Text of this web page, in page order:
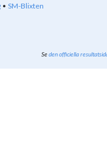
SM-Blixten
Seden officiella